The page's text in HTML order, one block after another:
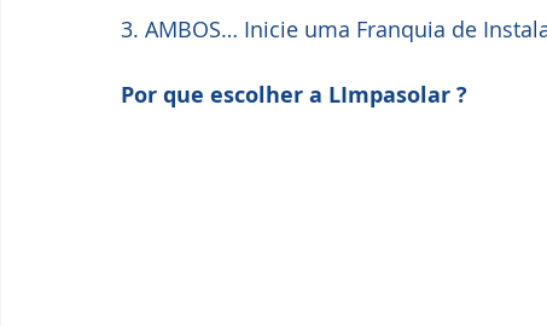
3. AMBOS… Inicie uma Franquia de
Por que escolher a LImpasolar ?